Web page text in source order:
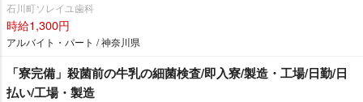
石川町ソレイユ歯科
時給1,300円
アルバイト・パート / 神奈川県
「寮完備」殺菌前の牛乳の細菌検査/即入寮/製造・工場/日勤/日
払い/工場・製造